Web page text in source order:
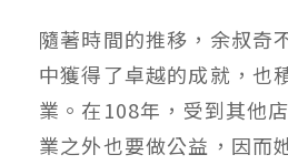
隨著時間的推移，余叔奇
中獲得了卓越的成就，也
業。在108年，受到其他
業之外也要做公益，因而